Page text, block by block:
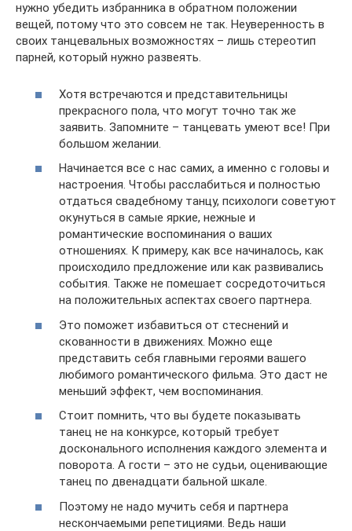
нужно убедить избранника в обратном положении
вещей, потому что это совсем не так. Неуверенность в
своих танцевальных возможностях – лишь стереотип
парней, который нужно развеять.
Хотя встречаются и представительницы
прекрасного пола, что могут точно так же
заявить. Запомните – танцевать умеют все! При
большом желании.
Начинается все с нас самих, а именно с головы и
настроения. Чтобы расслабиться и полностью
отдаться свадебному танцу, психологи советуют
окунуться в самые яркие, нежные и
романтические воспоминания о ваших
отношениях. К примеру, как все начиналось, как
происходило предложение или как развивались
события. Также не помешает сосредоточиться
на положительных аспектах своего партнера.
Это поможет избавиться от стеснений и
скованности в движениях. Можно еще
представить себя главными героями вашего
любимого романтического фильма. Это даст не
меньший эффект, чем воспоминания.
Стоит помнить, что вы будете показывать
танец не на конкурсе, который требует
досконального исполнения каждого элемента и
поворота. А гости – это не судьи, оценивающие
танец по двенадцати бальной шкале.
Поэтому не надо мучить себя и партнера
нескончаемыми репетициями. Ведь наши